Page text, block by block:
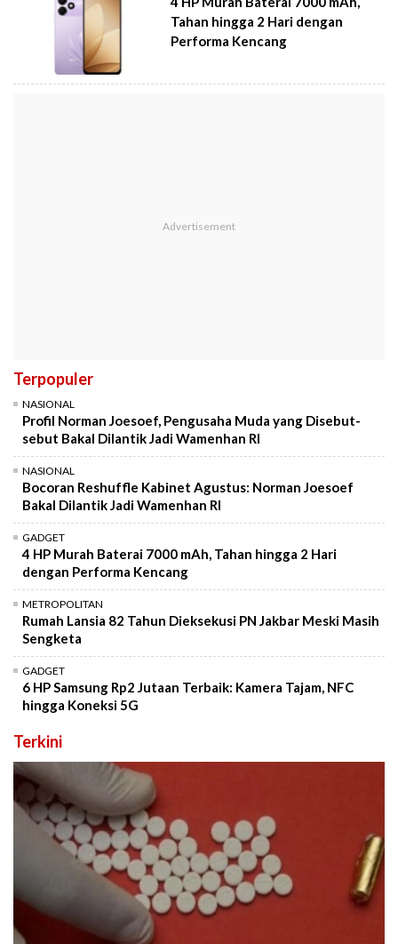
Tahan hingga 2 Hari dengan
Performa Kencang
Terpopuler
NASIONAL
Profil Norman Joesoef, Pengusaha Muda yang Disebut-
sebut Bakal Dilantik Jadi Wamenhan RI
NASIONAL
Bocoran Reshuffle Kabinet Agustus: Norman Joesoef
Bakal Dilantik Jadi Wamenhan RI
GADGET
4 HP Murah Baterai 7000 mAh, Tahan hingga 2 Hari
dengan Performa Kencang
METROPOLITAN
Rumah Lansia 82 Tahun Dieksekusi PN Jakbar Meski Masih
Sengketa
GADGET
6 HP Samsung Rp2 Jutaan Terbaik: Kamera Tajam, NFC
hingga Koneksi 5G
Terkini